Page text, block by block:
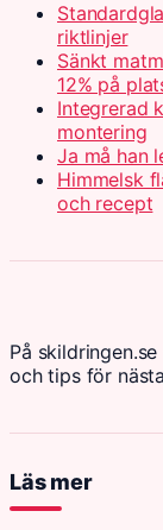
riktlinjer
Sänkt
12% på
Integrerad
montering
Ja må han
Himmelsk
och recept
På
och tips för
Läs mer